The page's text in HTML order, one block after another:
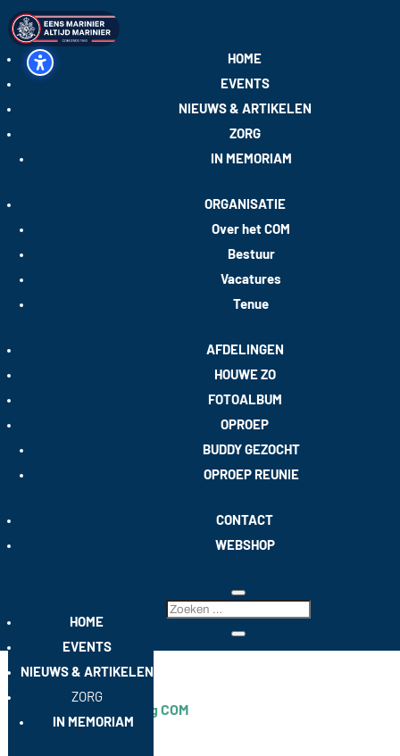
HOME
EVENTS
NIEUWS & ARTIKELEN
ZORG
IN MEMORIAM
ORGANISATIE
Over het COM
Bestuur
Vacatures
Tenue
AFDELINGEN
HOUWE ZO
FOTOALBUM
OPROEP
BUDDY GEZOCHT
OPROEP REUNIE
CONTACT
WEBSHOP
HOME
EVENTS
NIEUWS & ARTIKELEN
ZORG
IN MEMORIAM
Naamsverandering COM
🟦 NAAMSVERANDERING COM De Ledenraad van het